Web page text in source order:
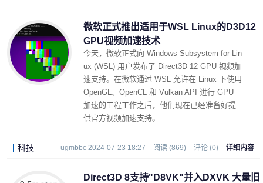
微软正式推出适用于WSL Linux的D3D12
GPU视频加速技术
今天，微软正式向 Windows Subsystem for Lin
ux (WSL) 用户发布了 Direct3D 12 GPU 视频加
速支持。在微软通过 WSL 允许在 Linux 下使用
OpenGL、OpenCL 和 Vulkan API 进行 GPU
加速的工程工作之后，他们现在已经准备好提
供官方视频加速支持。
科技 ugmbbc 2024-07-23 18:27 阅读 (869) 评论 (0) 详细内容
Direct3D 8支持"D8VK"并入DXVK 大量旧